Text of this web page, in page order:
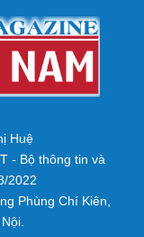
Huệ
- Bộ thông tin và
2022
Phùng Chí Kiên,